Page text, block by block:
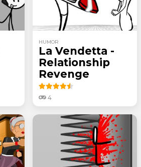
HUMOR
La Vendetta -
Relationship
Revenge
4